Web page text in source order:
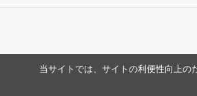
当サイトでは、サイトの利便性向上の